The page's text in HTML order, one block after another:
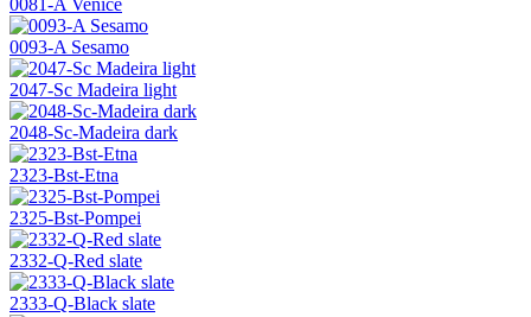
0081-A Venice
0093-A Sesamo
2047-Sc Madeira light
2048-Sc-Madeira dark
2323-Bst-Etna
2325-Bst-Pompei
2332-Q-Red slate
2333-Q-Black slate